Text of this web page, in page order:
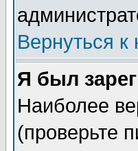
Вернуться к
Я был
Наиболее
(проверьте